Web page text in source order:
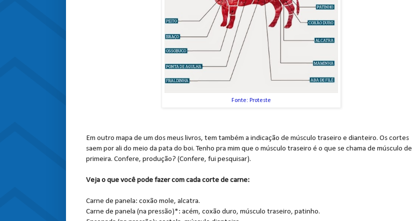
Fonte: Proteste
Em outro mapa de um dos meus livros, tem também a indicação de músculo traseiro e dianteiro. Os cortes
saem por ali do meio da pata do boi. Tenho pra mim que o músculo traseiro é o que se chama de músculo de
primeira. Confere, produção? (Confere, fui pesquisar).
Veja o que você pode fazer com cada corte de carne:
Carne de panela: coxão mole, alcatra.
Carne de panela (na pressão)*: acém, coxão duro, músculo traseiro, patinho.